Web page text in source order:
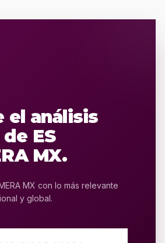
el análisis
ES
MX.
MX con lo más relevante
y global.